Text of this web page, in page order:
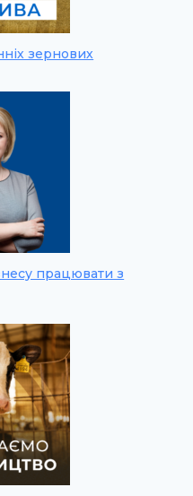
зернових
працювати з